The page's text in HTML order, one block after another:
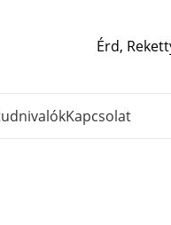
Érd,
Kapcsolat